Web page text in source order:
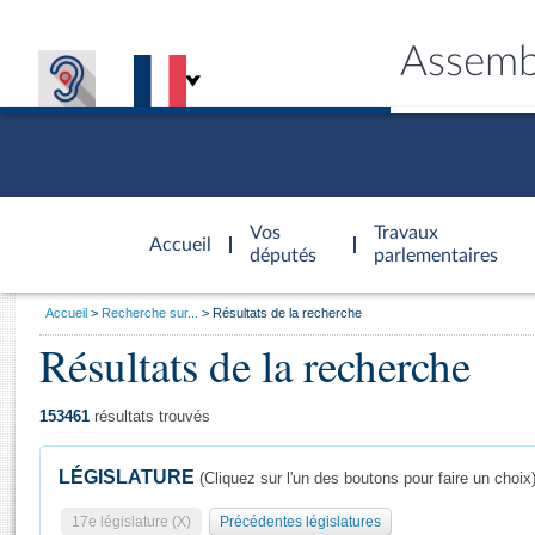
Accueil
d'accueil
Vos
députés
Travaux
parlementaires
Général
Vous
Accueil Recherche sur... Résultats de la recherche
Résultats de la recherche
153461 résultats trouvés
LÉGISLATURE (Cliquez sur l'un des boutons pour faire un choix)
17e législature (X) Précédentes législatures